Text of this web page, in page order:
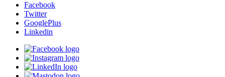
Facebook
Twitter
GooglePlus
Linkedin